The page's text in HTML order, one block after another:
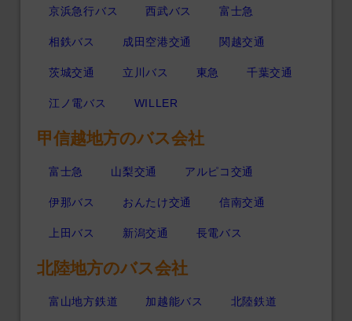
京浜急行バス 西武バス 富士急
相鉄バス 成田空港交通 関越交通
茨城交通 立川バス 東急 千葉交通
江ノ電バス WILLER
甲信越地方のバス会社
富士急 山梨交通 アルピコ交通
伊那バス おんたけ交通 信南交通
上田バス 新潟交通 長電バス
北陸地方のバス会社
富山地方鉄道 加越能バス 北陸鉄道